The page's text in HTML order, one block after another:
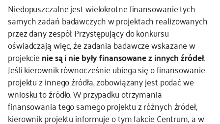
Niedopuszczalne jest wielokrotne finansowanie tych
samych zadań badawczych w projektach realizowanych
przez dany zespół. Przystępujący do konkursu
oświadczają więc, że zadania badawcze wskazane w
projekcienie są i nie były finansowane z innych źródeł.
Jeśli kierownik równocześnie ubiega się o finansowanie
projektu z innego źródła, zobowiązany jest podać we
wniosku to źródło. W przypadku otrzymania
finansowania tego samego projektu z różnych źródeł,
kierownik projektu informuje o tym fakcie Centrum, a w